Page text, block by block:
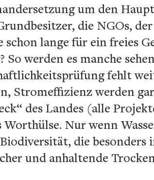
um den
die NGOs,
lange für ein freies
werden es manche
fehlt
Stromeffizienz werden
des Landes (alle
Worthülse. Nur wenn
die
und anhaltende